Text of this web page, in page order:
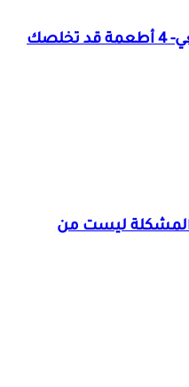
علاج ارتجاع المريء طبيعي- 4 أطعمة قد تخلصك
ليست من